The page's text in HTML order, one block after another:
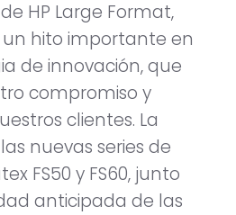
HP Large Format,
un hito importante en
de innovación, que
compromiso y
clientes. La
nuevas series de
FS50 y FS60, junto
anticipada de las